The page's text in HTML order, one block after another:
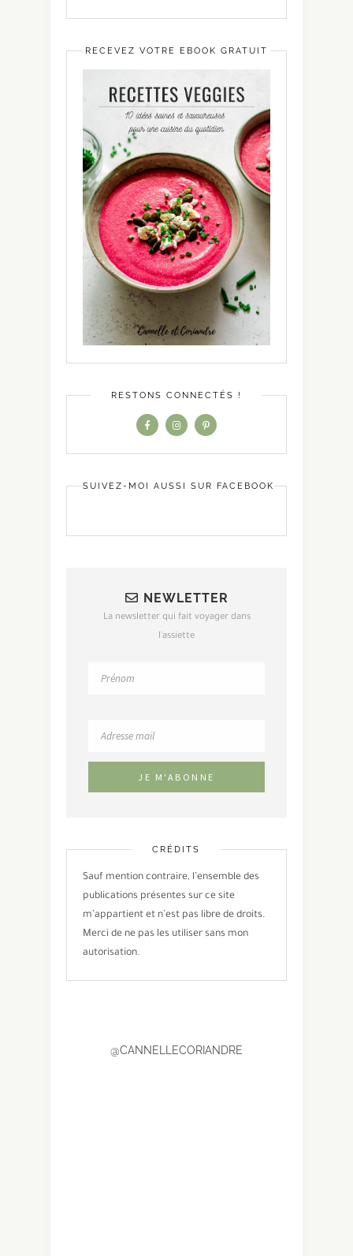
RECEVEZ VOTRE EBOOK GRATUIT
RESTONS CONNECTÉS !
SUIVEZ-MOI AUSSI SUR FACEBOOK
NEWLETTER
La newsletter qui fait voyager dans
l'assiette
CRÉDITS
Sauf mention contraire, l’ensemble des
publications présentes sur ce site
m’appartient et n’est pas libre de droits.
Merci de ne pas les utiliser sans mon
autorisation.
@CANNELLECORIANDRE